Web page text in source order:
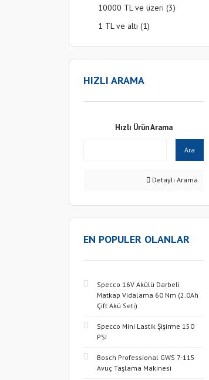
10000 TL ve üzeri (3)
1 TL ve altı (1)
HIZLI ARAMA
Hızlı Ürün Arama
Ara
Detaylı Arama
EN POPULER OLANLAR
Specco 16V Akülü Darbeli
Matkap Vidalama 60 Nm (2.0Ah
Çift Akü Seti)
Specco Mini Lastik Şişirme 150
PSI
Bosch Professional GWS 7-115
Avuç Taşlama Makinesi